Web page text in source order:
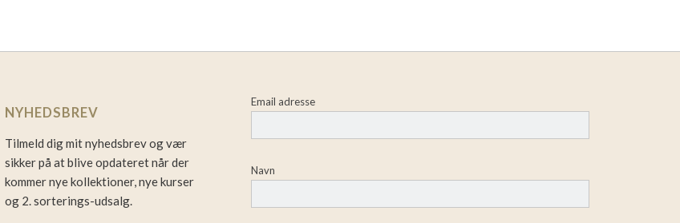
NYHEDSBREV
Tilmeld dig mit nyhedsbrev og vær
sikker på at blive opdateret når der
kommer nye kollektioner, nye kurser
og 2. sorterings-udsalg.
Email adresse
Navn